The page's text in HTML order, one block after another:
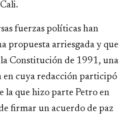
fuerzas políticas han
propuesta arriesgada y que
Constitución de 1991, una
en cuya redacción participó
la que hizo parte Petro en
firmar un acuerdo de paz